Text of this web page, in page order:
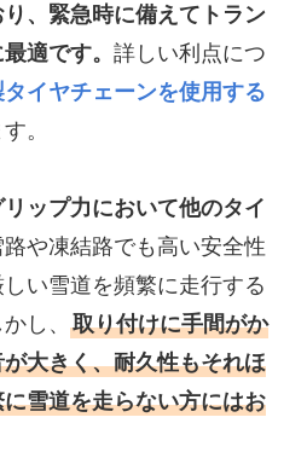
、緊急時に備えてトラン
適です。 詳しい利点につ
イヤチェーンを使用する
。
ップ力において他のタイ
や凍結路でも高い安全性
い雪道を頻繁に走行する
し、
取り付けに手間がか
大きく、耐久性もそれほ
雪道を走らない方にはお